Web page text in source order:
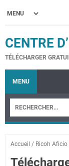
CENTRE
TÉLÉCHARGER
MENU
Accueil / Ricoh Aficio